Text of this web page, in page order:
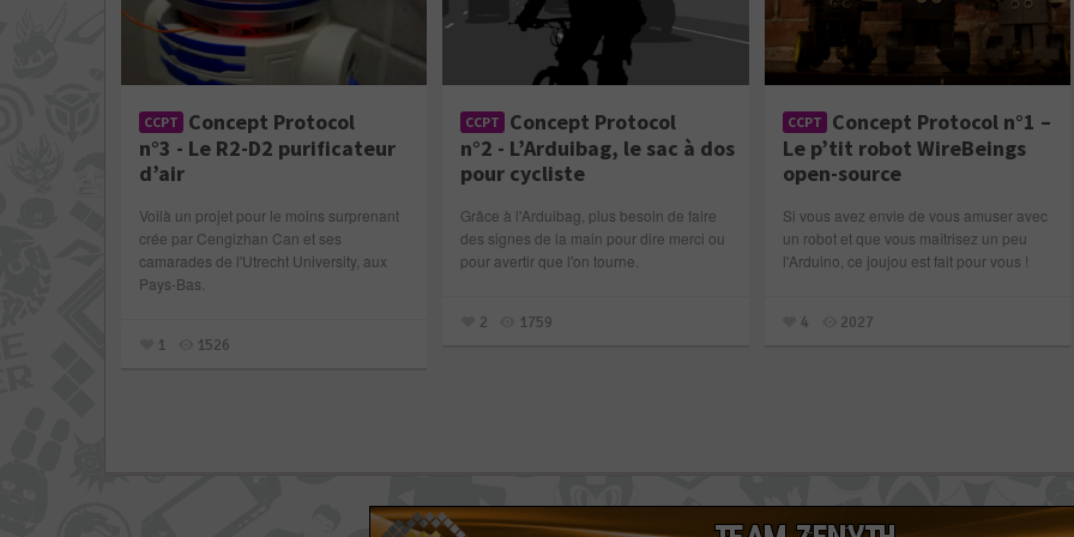
CCPT
Concept Protocol
n°3 - Le R2-D2 purificateur
d’air
Voilà un projet pour le moins surprenant
crée par Cengizhan Can et ses
camarades de l'Utrecht University, aux
Pays-Bas.
1 1526
CCPT
Concept Protocol
n°2 - L’Arduibag, le sac à dos
pour cycliste
Grâce à l'Arduibag, plus besoin de faire
des signes de la main pour dire merci ou
pour avertir que l'on tourne.
2 1759
CCPT Concept Protocol n°1 –
Le p’tit robot WireBeings
open-source
Si vous avez envie de vous amuser avec
un robot et que vous maîtrisez un peu
l'Arduino, ce joujou est fait pour vous !
4 2027